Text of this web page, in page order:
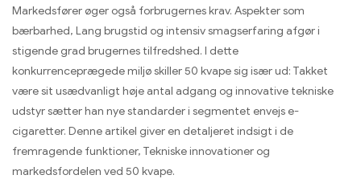
Markedsfører øger også forbrugernes krav. Aspekter som
bærbarhed, Lang brugstid og intensiv smagserfaring afgør i
stigende grad brugernes tilfredshed. I dette
konkurrenceprægede miljø skiller 50 kvape sig især ud: Takket
være sit usædvanligt høje antal adgang og innovative tekniske
udstyr sætter han nye standarder i segmentet envejs e-
cigaretter. Denne artikel giver en detaljeret indsigt i de
fremragende funktioner, Tekniske innovationer og
markedsfordelen ved 50 kvape.